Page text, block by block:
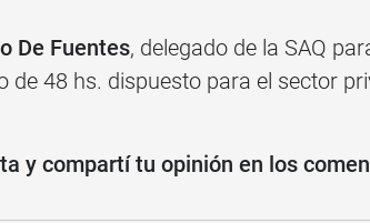
De Fuentes, delegado de la SAQ
de 48 hs. dispuesto para el sector
y compartí tu opinión en los